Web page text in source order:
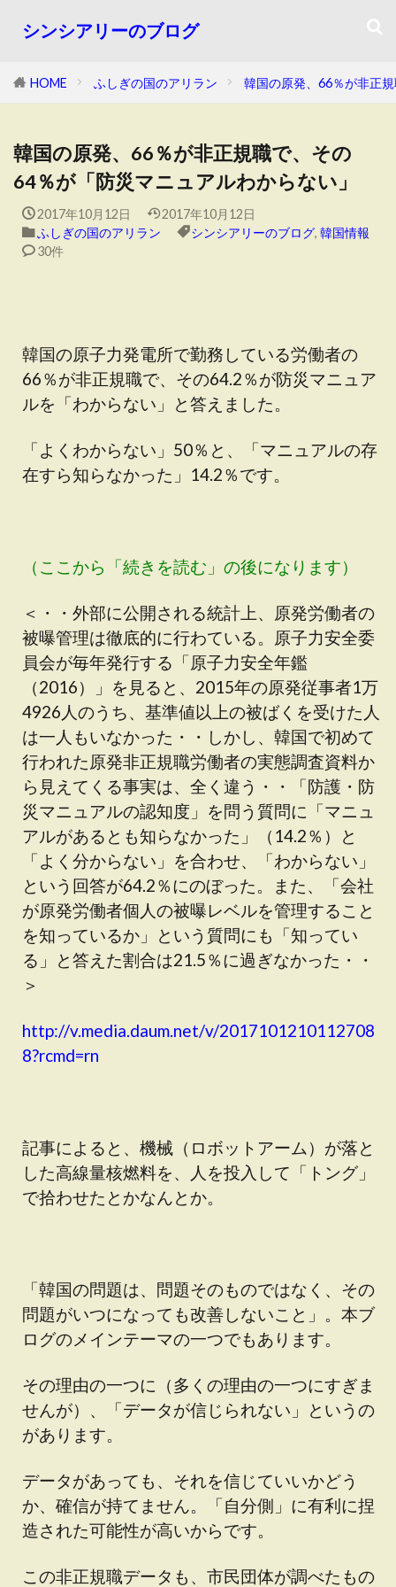
シンシアリーのブログ
HOME ふしぎの国のアリラン 韓国の原発、66％が非正
韓国の原発、66％が非正規職で、その
64％が「防災マニュアルわからない」
2017年10月12日
2017年10月12日
ふしぎの国のアリラン
シンシアリーのブログ, 韓国情報
30件
韓国の原子力発電所で勤務している労働者の
66％が非正規職で、その64.2％が防災マニュア
ルを「わからない」と答えました。
「よくわからない」50％と、「マニュアルの存
在すら知らなかった」14.2％です。
（ここから「続きを読む」の後になります）
＜・・外部に公開される統計上、原発労働者の
被曝管理は徹底的に行わている。原子力安全委
員会が毎年発行する「原子力安全年鑑
（2016）」を見ると、2015年の原発従事者1万
4926人のうち、基準値以上の被ばくを受けた人
は一人もいなかった・・しかし、韓国で初めて
行われた原発非正規職労働者の実態調査資料か
ら見えてくる事実は、全く違う・・「防護・防
災マニュアルの認知度」を問う質問に「マニュ
アルがあるとも知らなかった」（14.2％）と
「よく分からない」を合わせ、「わからない」
という回答が64.2％にのぼった。また、「会社
が原発労働者個人の被曝レベルを管理すること
を知っているか」という質問にも「知ってい
る」と答えた割合は21.5％に過ぎなかった・・
＞
http://v.media.daum.net/v/2017101210112708
8?rcmd=rn
記事によると、機械（ロボットアーム）が落と
した高線量核燃料を、人を投入して「トング」
で拾わせたとかなんとか。
「韓国の問題は、問題そのものではなく、その
問題がいつになっても改善しないこと」。本ブ
ログのメインテーマの一つでもあります。
その理由の一つに（多くの理由の一つにすぎま
せんが）、「データが信じられない」というの
があります。
データがあっても、それを信じていいかどう
か、確信が持てません。「自分側」に有利に捏
造された可能性が高いからです。
この非正規職データも、市民団体が調べたもの